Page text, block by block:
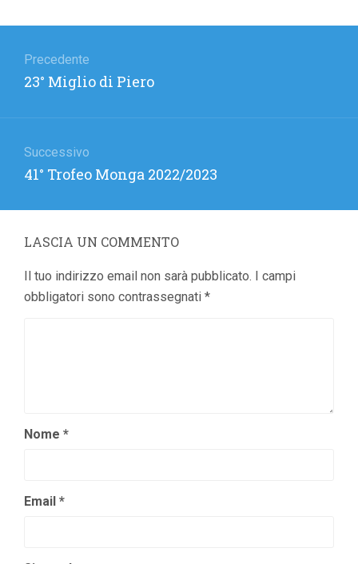
articoli
Precedente
Articolo
23° Miglio di Piero
Successivo
Articolo
41° Trofeo Monga 2022/2023
LASCIA UN COMMENTO
Il tuo indirizzo email non sarà pubblicato.
I campi
obbligatori sono contrassegnati *
Nome *
Email *